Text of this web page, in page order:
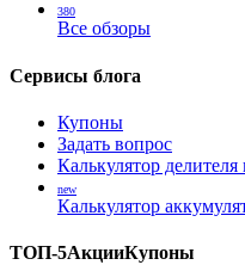
380
Все обзоры
Сервисы блога
Купоны
Задать вопрос
Калькулятор
new
Калькулятор
ТОП-5АкцииКупоны